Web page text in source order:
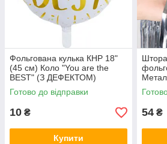
Фольгована кулька КНР 18"
(45 см) Коло "You are the
BEST" (З ДЕФЕКТОМ)
Готово до відправки
10 ₴
Купити
54 ₴